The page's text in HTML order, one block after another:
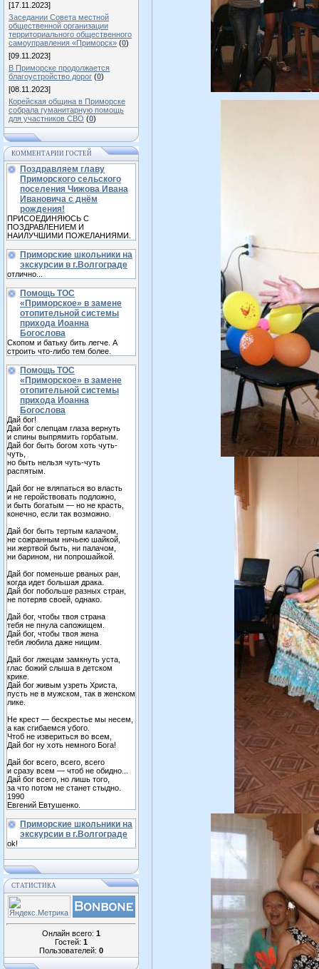
[17.11.2023]
Заседании Совета местной
общественной организации
территориального общественного
самоуправления «Приморск» (0)
[09.11.2023]
В Приморске продолжается
благоустройство дорог (0)
[08.11.2023]
Корейская община в Приморске
собрала гуманитарную помощь
для участников СВО (0)
КОММЕНТАРИИ ГОСТЕЙ
Поздравляем главу
Приморского сельского
поселения Чижова Ивана
Ивановича с днём
рождения!
ПРИСОЕДИНЯЮСЬ С
ПОЗДРАВЛЕНИЕМ И
НАИЛУЧШИМИ ПОЖЕЛАНИЯМИ.
Приморские школьники на
экскурсии в г.Волгограде
отлично...
Помощь ТОС
«Приморское» в замене
отопительной системы
прихода Иоанна
Богослова
Скопом и батьку бить легче. А
строить что-либо тем более.
Помощь ТОС
«Приморское» в замене
отопительной системы
прихода Иоанна
Богослова
Дай бог!
Дай бог слепцам глаза вернуть
и спины выпрямить горбатым.
Дай бог быть богом хоть чуть-
чуть,
но быть нельзя чуть-чуть
распятым.
Дай бог не вляпаться во власть
и не геройствовать подложно,
и быть богатым — но не красть,
конечно, если так возможно.
Дай бог быть тертым калачом,
не сожранным ничьею шайкой,
ни жертвой быть, ни палачом,
ни барином, ни попрошайкой.
Дай бог поменьше рваных ран,
когда идет большая драка.
Дай бог побольше разных стран,
не потеряв своей, однако.
Дай бог, чтобы твоя страна
тебя не пнула сапожищем.
Дай бог, чтобы твоя жена
тебя любила даже нищим.
Дай бог лжецам замкнуть уста,
глас божий слыша в детском
крике.
Дай бог живым узреть Христа,
пусть не в мужском, так в женском
лике.
Не крест — бескрестье мы несем,
а как сгибаемся убого.
Чтоб не извериться во всем,
Дай бог ну хоть немного Бога!
Дай бог всего, всего, всего
и сразу всем — чтоб не обидно...
Дай бог всего, но лишь того,
за что потом не станет стыдно.
1990
Евгений Евтушенко.
Приморские школьники на
экскурсии в г.Волгограде
ok!
СТАТИСТИКА
Онлайн всего: 1
Гостей: 1
Пользователей: 0